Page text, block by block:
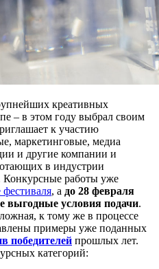
креативных
– в этом году выбрал своим
к участию
маркетинговые, медиа
и другие компании и
в индустрии
работы уже
фестиваля, а до 28 февраля
выгодные условия подачи.
к тому же в процессе
примеры уже поданных
победителей прошлых лет.
категорий: